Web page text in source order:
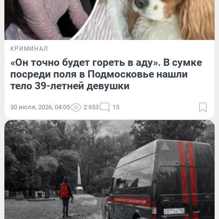
КРИМИНАЛ
«Он точно будет гореть в аду». В сумке
посреди поля в Подмосковье нашли
тело 39-летней девушки
30 июля, 2026, 04:05 2 653 15